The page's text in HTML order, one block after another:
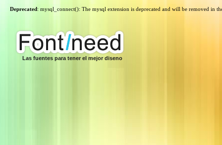
Deprecated: mysql_connect(): The mysql extension is deprecated and will be removed in
Las fuentes para tener el mejor diseno